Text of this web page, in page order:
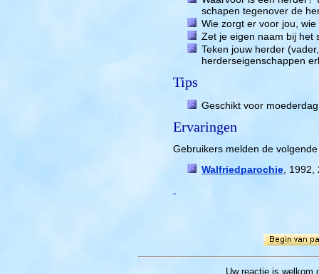
schapen tegenover de
Wie zorgt er voor jou,
Zet je eigen naam bij het
Teken jouw herder
herderseigenschappen
Tips
Geschikt voor
Ervaringen
Gebruikers melden de
Walfriedparochie, 1992,
Uw reactie is welkom